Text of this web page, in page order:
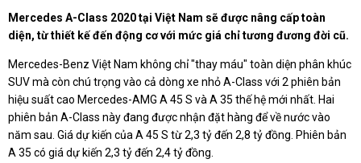
Mercedes A-Class 2020 tại Việt Nam sẽ được nâng cấp toàn
diện, từ thiết kế đến động cơ với mức giá chỉ tương đương đời cũ.
Mercedes-Benz Việt Nam không chỉ "thay máu" toàn diện phân khúc
SUV mà còn chú trọng vào cả dòng xe nhỏ A-Class với 2 phiên bản
hiệu suất cao Mercedes-AMG A 45 S và A 35 thế hệ mới nhất. Hai
phiên bản A-Class này đang được nhận đặt hàng để về nước vào
năm sau. Giá dự kiến của A 45 S từ 2,3 tỷ đến 2,8 tỷ đồng. Phiên bản
A 35 có giá dự kiến 2,3 tỷ đến 2,4 tỷ đồng.